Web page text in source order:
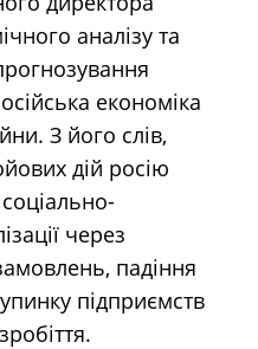
аналізу та
економіка
З його слів,
дій росію
через
падіння
підприємств